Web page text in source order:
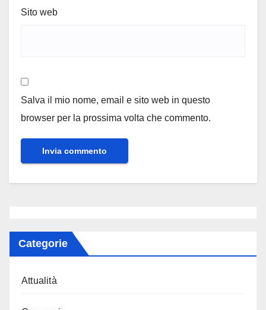
Sito web
Salva il mio nome, email e sito web in questo
browser per la prossima volta che commento.
Categorie
Attualità